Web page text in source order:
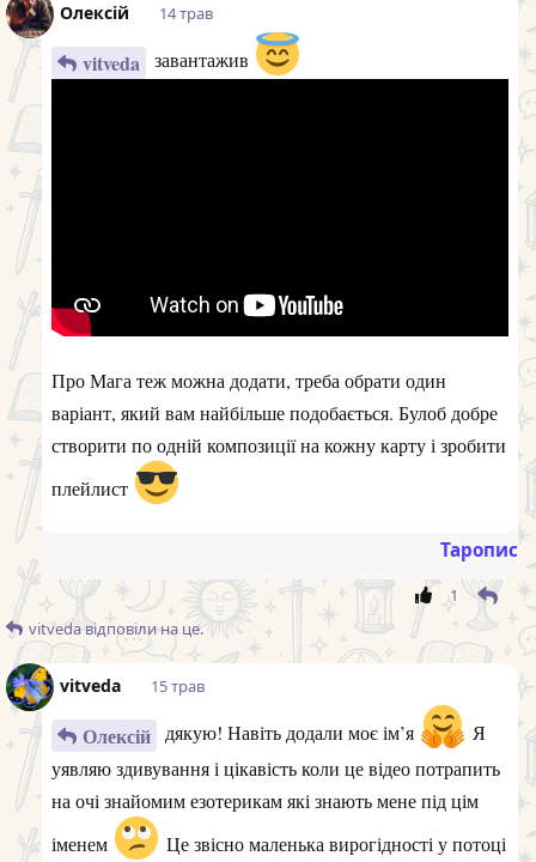
Олексій 14 трав
vitveda завантажив
Про Мага теж можна додати, треба обрати один
варіант, який вам найбільше подобається. Булоб добре
створити по одній композиції на кожну карту і зробити
плейлист
Таропис
1
vitvedaвідповіли на це.
vitveda 15 трав
Олексій дякую! Навіть додали моє ім’я
Я
уявляю здивування і цікавість коли це відео потрапить
на очі знайомим езотерикам які знають мене під цім
іменем
Це звісно маленька вирогідності у потоці